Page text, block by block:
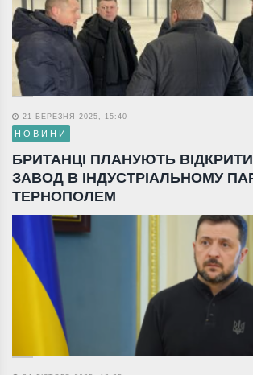
21 БЕРЕЗНЯ 2025, 15:40
НОВИНИ
БРИТАНЦІ ПЛАНУЮТЬ
ЗАВОД В ІНДУСТРІАЛЬНОМУ
ТЕРНОПОЛЕМ